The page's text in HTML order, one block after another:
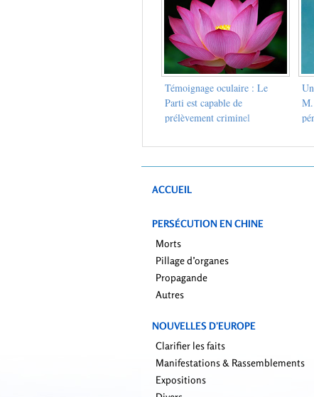
Témoignage oculaire : Le
Parti est capable de
prélèvement criminel
ACCUEIL
PERSÉCUTION EN CHINE
Morts
Pillage d’organes
Propagande
Autres
NOUVELLES D’EUROPE
Clarifier les faits
Manifestations & Rassemblements
Expositions